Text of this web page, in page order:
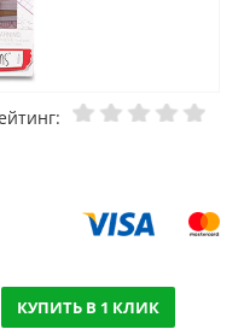
КУПИТЬ В 1 КЛИК